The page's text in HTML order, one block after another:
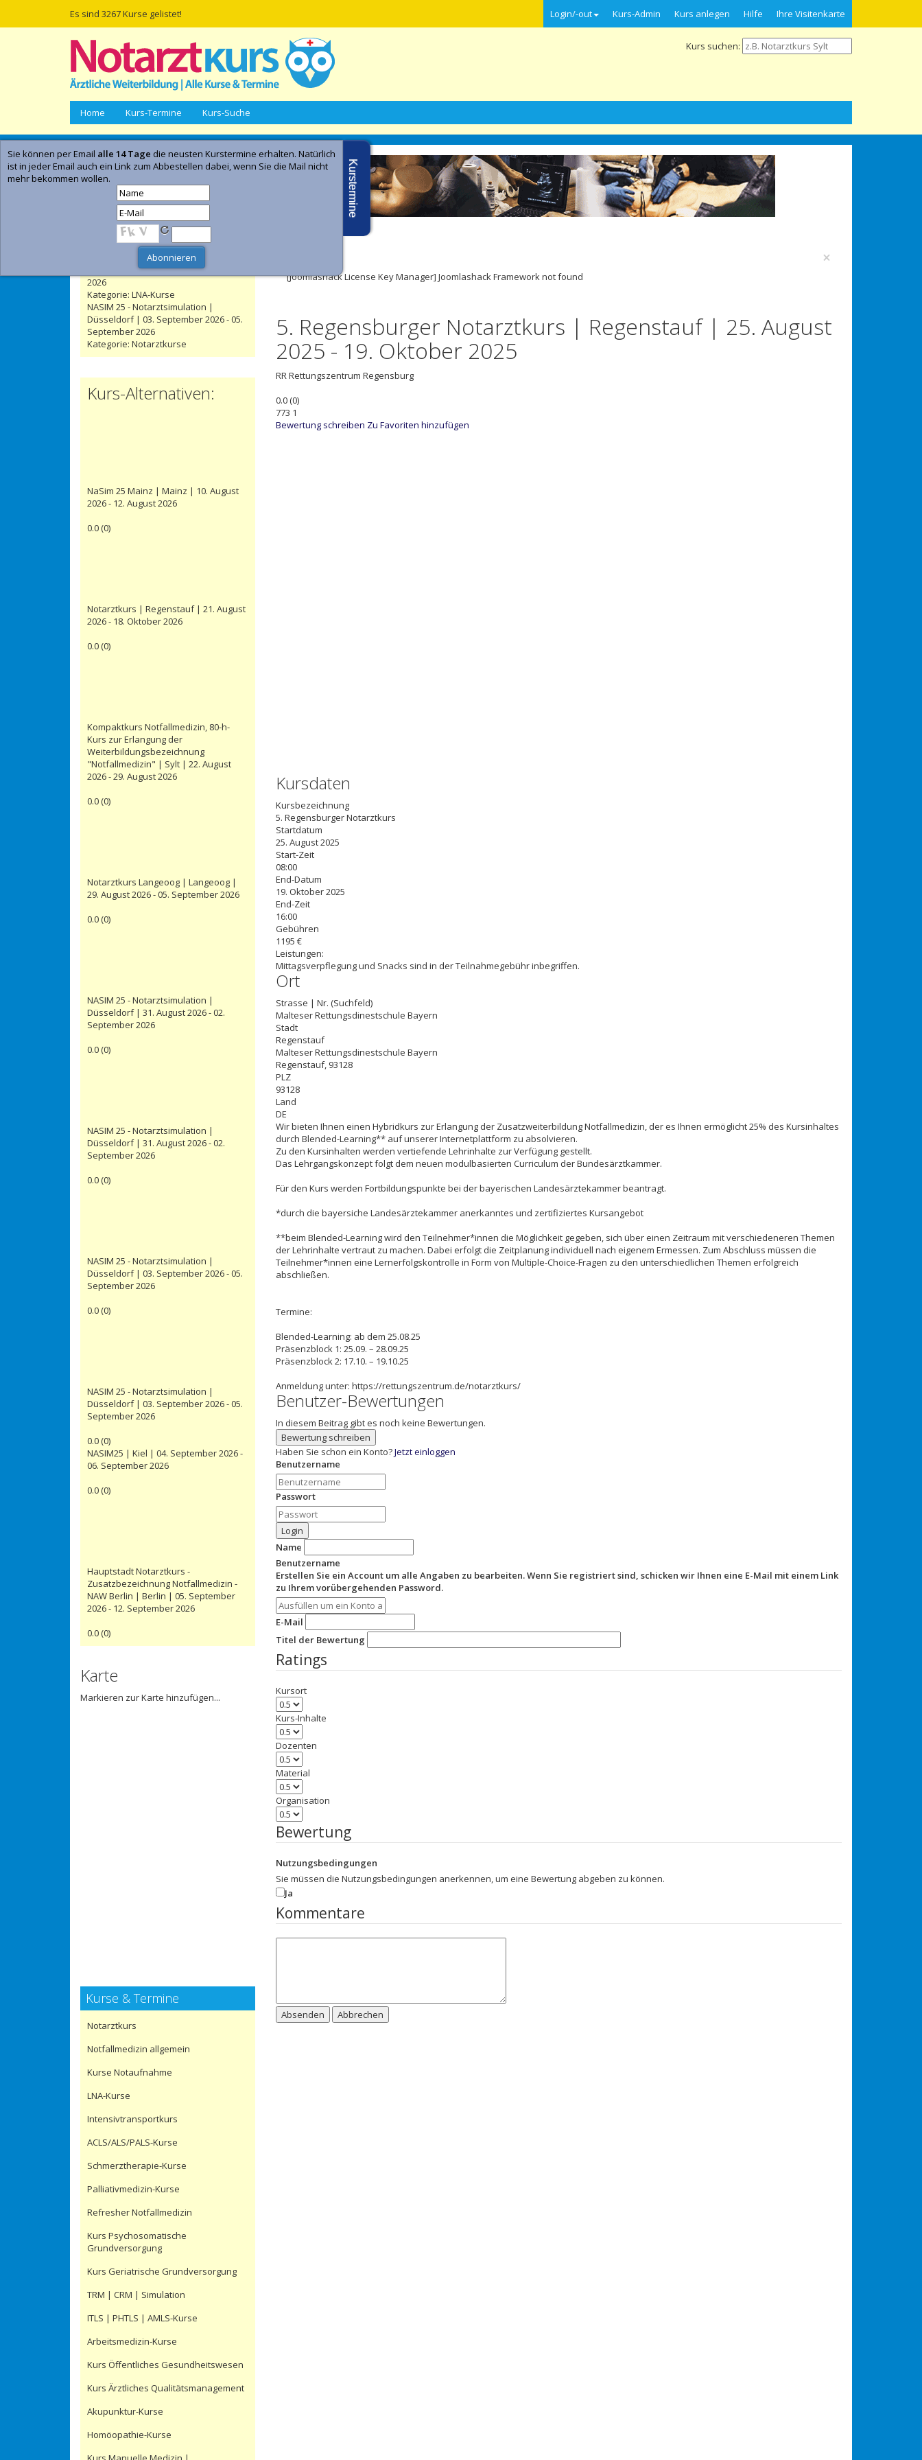
Es sind 3267 Kurse gelistet! Login/-out Kurs-Admin Kurs anlegen Hilfe Ihre Visitenkarte
Kurs suchen:
Home Kurs-Termine Kurs-Suche
×
[Joomlashack License Key Manager] Joomlashack Framework not found
5. Regensburger Notarztkurs | Regenstauf | 25. August
2025 - 19. Oktober 2025
RRRettungszentrum Regensburg
0.0(0)
773 1
Bewertung schreiben Zu Favoriten hinzufügen
Kursdaten
Kursbezeichnung
5. Regensburger Notarztkurs
Startdatum
25. August 2025
Start-Zeit
08:00
End-Datum
19. Oktober 2025
End-Zeit
16:00
Gebühren
1195 €
Leistungen:
Mittagsverpflegung und Snacks sind in der Teilnahmegebühr inbegriffen.
Ort
Strasse | Nr. (Suchfeld)
Malteser Rettungsdinestschule Bayern
Stadt
Regenstauf
Malteser Rettungsdinestschule Bayern
Regenstauf, 93128
PLZ
93128
Land
DE
Wir bieten Ihnen einen Hybridkurs zur Erlangung der Zusatzweiterbildung Notfallmedizin, der es Ihnen ermöglicht 25% des Kursinhaltes
durch Blended-Learning** auf unserer Internetplattform zu absolvieren.
Zu den Kursinhalten werden vertiefende Lehrinhalte zur Verfügung gestellt.
Das Lehrgangskonzept folgt dem neuen modulbasierten Curriculum der Bundesärztkammer.
Für den Kurs werden Fortbildungspunkte bei der bayerischen Landesärztekammer beantragt.
*durch die bayersiche Landesärztekammer anerkanntes und zertifiziertes Kursangebot
**beim Blended-Learning wird den Teilnehmer*innen die Möglichkeit gegeben, sich über einen Zeitraum mit verschiedeneren Themen
der Lehrinhalte vertraut zu machen. Dabei erfolgt die Zeitplanung individuell nach eigenem Ermessen. Zum Abschluss müssen die
Teilnehmer*innen eine Lernerfolgskontrolle in Form von Multiple-Choice-Fragen zu den unterschiedlichen Themen erfolgreich
abschließen.
Termine:
Blended-Learning: ab dem 25.08.25
Präsenzblock 1: 25.09. – 28.09.25
Präsenzblock 2: 17.10. – 19.10.25
Anmeldung unter: https://rettungszentrum.de/notarztkurs/
Benutzer-Bewertungen
In diesem Beitrag gibt es noch keine Bewertungen.
Bewertung schreiben
Haben Sie schon ein Konto?Jetzt einloggen
Benutzername
Passwort
Login
Name
Benutzername
Erstellen Sie ein Account um alle Angaben zu bearbeiten. Wenn Sie registriert sind, schicken wir Ihnen eine E-Mail mit einem Link
zu Ihrem vorübergehenden Password.
E-Mail
Titel der Bewertung
Ratings
Kursort
Kurs-Inhalte
Dozenten
Material
Organisation
Bewertung
Nutzungsbedingungen
Sie müssen die Nutzungsbedingungen anerkennen, um eine Bewertung abgeben zu können.
Ja
Kommentare
Absenden Abbrechen
Empfohlene Kurse | Anzeige
NASIM 25 - Notarztsimulation |
Düsseldorf | 23. November 2026 - 25.
November 2026
Kategorie:Notarztkurse
Leitender Notarzt - LNA / Orgl Kurs
Online-Präsenzseminar | Düsseldorf
| 19. September 2026 - 27. September
2026
Kategorie: LNA-Kurse
NASIM 25 - Notarztsimulation |
Düsseldorf | 03. September 2026 - 05.
September 2026
Kategorie: Notarztkurse
Kurs-Alternativen:
NaSim 25 Mainz | Mainz | 10. August
2026 - 12. August 2026
0.0(0)
Notarztkurs | Regenstauf | 21. August
2026 - 18. Oktober 2026
0.0(0)
Kompaktkurs Notfallmedizin, 80-h-
Kurs zur Erlangung der
Weiterbildungsbezeichnung
"Notfallmedizin" | Sylt | 22. August
2026 - 29. August 2026
0.0(0)
Notarztkurs Langeoog | Langeoog |
29. August 2026 - 05. September 2026
0.0(0)
NASIM 25 - Notarztsimulation |
Düsseldorf | 31. August 2026 - 02.
September 2026
0.0(0)
NASIM 25 - Notarztsimulation |
Düsseldorf | 31. August 2026 - 02.
September 2026
0.0(0)
NASIM 25 - Notarztsimulation |
Düsseldorf | 03. September 2026 - 05.
September 2026
0.0(0)
NASIM 25 - Notarztsimulation |
Düsseldorf | 03. September 2026 - 05.
September 2026
0.0(0)
NASIM25 | Kiel | 04. September 2026 -
06. September 2026
0.0(0)
Hauptstadt Notarztkurs -
Zusatzbezeichnung Notfallmedizin -
NAW Berlin | Berlin | 05. September
2026 - 12. September 2026
0.0(0)
Karte
Markieren zur Karte hinzufügen...
Kurse & Termine
Notarztkurs
Notfallmedizin allgemein
Kurse Notaufnahme
LNA-Kurse
Intensivtransportkurs
ACLS/ALS/PALS-Kurse
Schmerztherapie-Kurse
Palliativmedizin-Kurse
Refresher Notfallmedizin
Kurs Psychosomatische
Grundversorgung
Kurs Geriatrische Grundversorgung
TRM | CRM | Simulation
ITLS | PHTLS | AMLS-Kurse
Arbeitsmedizin-Kurse
Kurs Öffentliches Gesundheitswesen
Kurs Ärztliches Qualitätsmanagement
Akupunktur-Kurse
Homöopathie-Kurse
Kurstermine
Sie können per Email alle 14 Tage die neusten Kurstermine erhalten. Natürlich
ist in jeder Email auch ein Link zum Abbestellen dabei, wenn Sie die Mail nicht
mehr bekommen wollen.